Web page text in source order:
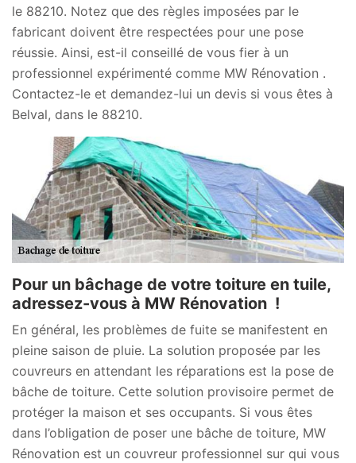
le 88210. Notez que des règles imposées par le
fabricant doivent être respectées pour une pose
réussie. Ainsi, est-il conseillé de vous fier à un
professionnel expérimenté comme MW Rénovation .
Contactez-le et demandez-lui un devis si vous êtes à
Belval, dans le 88210.
Pour un bâchage de votre toiture en tuile,
adressez-vous à MW Rénovation !
En général, les problèmes de fuite se manifestent en
pleine saison de pluie. La solution proposée par les
couvreurs en attendant les réparations est la pose de
bâche de toiture. Cette solution provisoire permet de
protéger la maison et ses occupants. Si vous êtes
dans l’obligation de poser une bâche de toiture, MW
Rénovation est un couvreur professionnel sur qui vous